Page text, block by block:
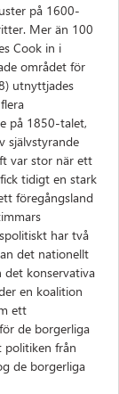
på 1600-
Mer än 100
Cook in i
området för
utnyttjades
på 1850-talet,
självstyrande
var stor när ett
tidigt en stark
föregångsland
har två
det nationellt
det konservativa
en koalition
ett
de borgerliga
politiken från
de borgerliga